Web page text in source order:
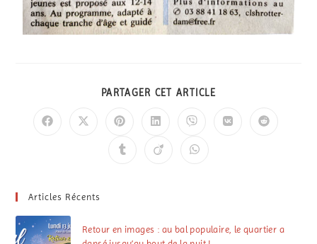
PARTAGER CET ARTICLE
Articles Récents
Retour en images : au bal populaire, le quartier a